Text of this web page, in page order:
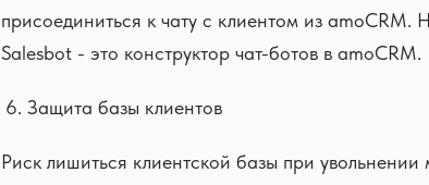
присоединиться к чату с клиентом из amoCRM.
Salesbot - это конструктор чат-ботов в amoCRM.
Защита базы клиентов
Риск лишиться клиентской базы при